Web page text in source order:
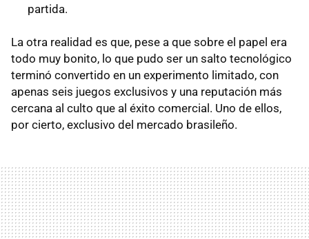
partida.
La otra realidad es que, pese a que sobre el papel era
todo muy bonito, lo que pudo ser un salto tecnológico
terminó convertido en un experimento limitado, con
apenas seis juegos exclusivos y una reputación más
cercana al culto que al éxito comercial. Uno de ellos,
por cierto, exclusivo del mercado brasileño.